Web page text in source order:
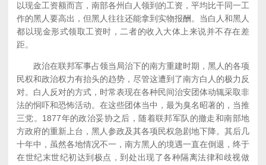
以现金工资额而言，南部各州白人领到的工资，平均比干同一工
作的黑人要高出，但黑人往往还能拿到实物报酬。当白人和黑人
都以现金形式领取工资时，二者的收入大体上来说并不存在差
距。
政治在联邦军事占领当局治下的南方重建时期，黑人的各项
民权和政治权力有抬头的趋势，尽管这遭到了南方白人的极力反
对。白人反对的方式，时常表现在各种民间治安团体动辄采取非
法的恫吓和恐怖活动。在这些团体当中，最为臭名昭著的，当推
三党。1877年的政治妥协之后，随着联邦军队的撤走和南部地
方政府的重新上台，黑人参政及其各项民权急剧地下降。其后几
十年中，虽然各地情况不一，南方黑人的境遇一直在倒退，终于
在世纪末世纪初达到极点，到处出现了各种隔离法律和歧视做